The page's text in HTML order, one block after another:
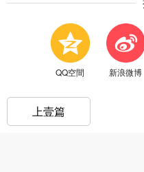
QQ空間 新浪微博
上壹篇